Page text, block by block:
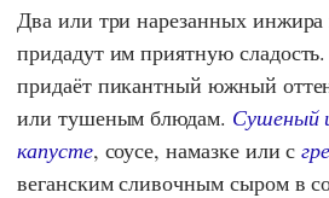
Два или три нарезанных
придадут им приятную
придаёт пикантный южный
или тушеным блюдам. Сушеный
капусте, соусе, намазке или с
веганским сливочным сыром в